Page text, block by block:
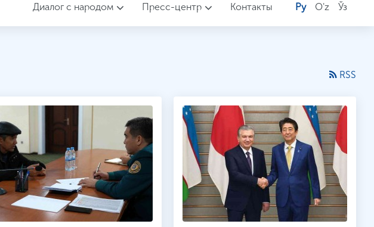
Диалог с народом Пресс-центр Контакты Ру O'z Ўз
RSS